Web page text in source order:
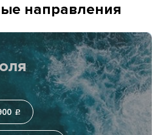
направления
c